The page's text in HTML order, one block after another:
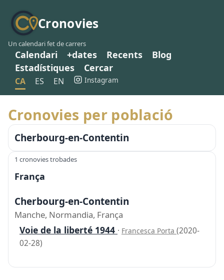
Cronovies
Un calendari fet de carrers
Calendari +dates Recents
Blog
Estadístiques
Cercar
CA ES EN Instagram
Cronovies per població
Cherbourg-en-Contentin
1 cronovies trobades
França
Cherbourg-en-Contentin
Manche, Normandia, França
Voie de la liberté 1944 · Francesca Porta (2020-
02-28)